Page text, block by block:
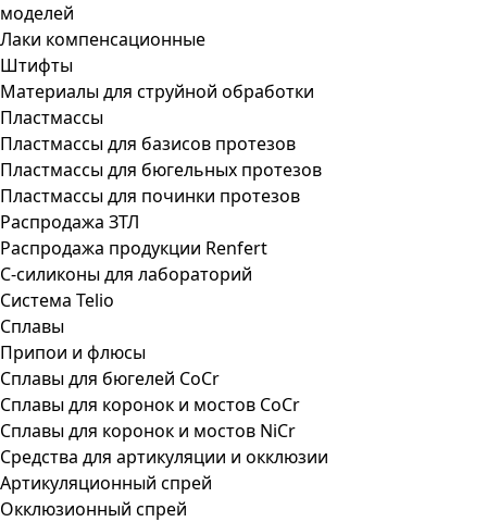
моделей
Лаки компенсационные
Штифты
Материалы для струйной обработки
Пластмассы
Пластмассы для базисов протезов
Пластмассы для бюгельных протезов
Пластмассы для починки протезов
Распродажа ЗТЛ
Распродажа продукции Renfert
С-силиконы для лабораторий
Система Telio
Сплавы
Припои и флюсы
Сплавы для бюгелей CoCr
Сплавы для коронок и мостов CoCr
Сплавы для коронок и мостов NiCr
Средства для артикуляции и окклюзии
Артикуляционный спрей
Окклюзионный спрей